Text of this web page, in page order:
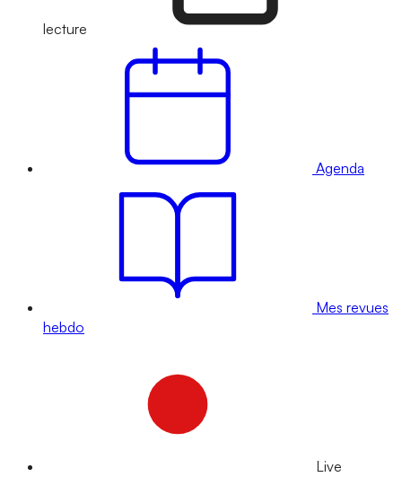
lecture
Agenda
Mes revues
hebdo
Live